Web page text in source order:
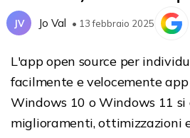
JV Jo Val • 13 febbraio 2025
L'app open source per
facilmente e velocemente
Windows 10 o Windows 11 si
miglioramenti, ottimizzazioni